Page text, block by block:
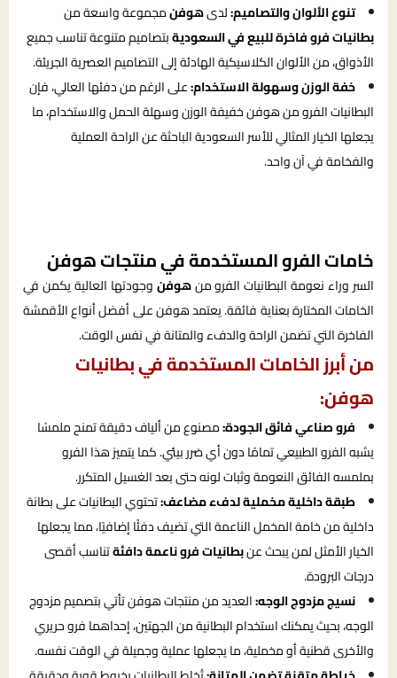
تنوع الألوان والتصاميم:لدىهوفنمجموعة واسعة من
بطانيات فرو فاخرة للبيع في السعوديةبتصاميم متنوعة تناسب جميع
الأذواق، من الألوان الكلاسيكية الهادئة إلى التصاميم العصرية الجريئة.
خفة الوزن وسهولة الاستخدام:على الرغم من دفئها العالي، فإن
البطانيات الفرو من هوفن خفيفة الوزن وسهلة الحمل والاستخدام، ما
يجعلها الخيار المثالي للأسر السعودية الباحثة عن الراحة العملية
والفخامة في آن واحد.
خامات الفرو المستخدمة في منتجات هوفن
السر وراء نعومة البطانيات الفرو منهوفنوجودتها العالية يكمن في
الخامات المختارة بعناية فائقة. يعتمد هوفن على أفضل أنواع الأقمشة
الفاخرة التي تضمن الراحة والدفء والمتانة في نفس الوقت.
من أبرز الخامات المستخدمة في بطانيات
هوفن:
فرو صناعي فائق الجودة:مصنوع من ألياف دقيقة تمنح ملمسًا
يشبه الفرو الطبيعي تمامًا دون أي ضرر بيئي. كما يتميز هذا الفرو
بملمسه الفائق النعومة وثبات لونه حتى بعد الغسيل المتكرر.
طبقة داخلية مخملية لدفء مضاعف:تحتوي البطانيات على بطانة
داخلية من خامة المخمل الناعمة التي تضيف دفئًا إضافيًا، مما يجعلها
الخيار الأمثل لمن يبحث عنبطانيات فرو ناعمة دافئةتناسب أقصى
درجات البرودة.
نسيج مزدوج الوجه:العديد من منتجات هوفن تأتي بتصميم مزدوج
الوجه، بحيث يمكنك استخدام البطانية من الجهتين، إحداهما فرو حريري
والأخرى قطنية أو مخملية، ما يجعلها عملية وجميلة في الوقت نفسه.